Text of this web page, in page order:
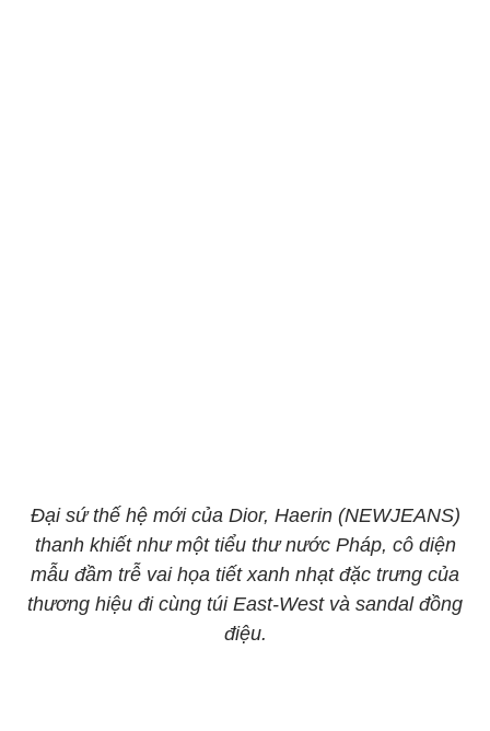
Đại sứ thế hệ mới của Dior, Haerin (NEWJEANS)
thanh khiết như một tiểu thư nước Pháp, cô diện
mẫu đầm trễ vai họa tiết xanh nhạt đặc trưng của
thương hiệu đi cùng túi East-West và sandal đồng
điệu.